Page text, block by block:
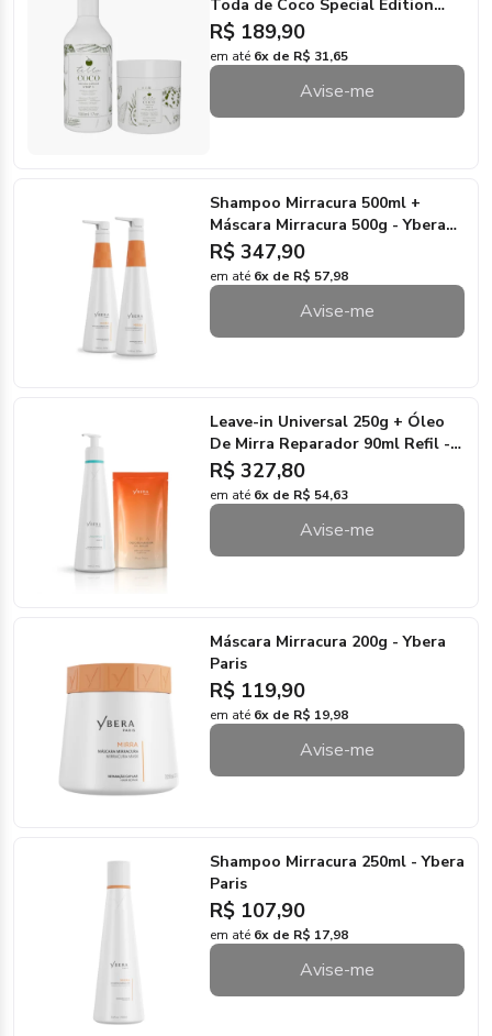
Toda de Coco Special Edition
500ml/500g - Terra Coco
R$ 189,90
em até 6x de R$ 31,65
Avise-me
Shampoo Mirracura 500ml +
Máscara Mirracura 500g - Ybera
Paris
R$ 347,90
em até 6x de R$ 57,98
Avise-me
Leave-in Universal 250g + Óleo
De Mirra Reparador 90ml Refil -
Ybera
R$ 327,80
em até 6x de R$ 54,63
Avise-me
Máscara Mirracura 200g - Ybera
Paris
R$ 119,90
em até 6x de R$ 19,98
Avise-me
Shampoo Mirracura 250ml - Ybera
Paris
R$ 107,90
em até 6x de R$ 17,98
Avise-me